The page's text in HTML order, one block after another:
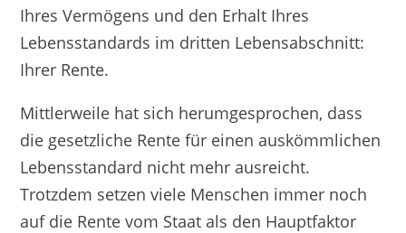
Ihres Vermögens und den Erhalt Ihres
Lebensstandards im dritten Lebensabschnitt:
Ihrer Rente.
Mittlerweile hat sich herumgesprochen, dass
die gesetzliche Rente für einen auskömmlichen
Lebensstandard nicht mehr ausreicht.
Trotzdem setzen viele Menschen immer noch
auf die Rente vom Staat als den Hauptfaktor